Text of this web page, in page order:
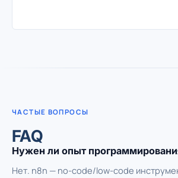
ЧАСТЫЕ ВОПРОСЫ
FAQ
Нужен ли опыт
Нет. n8n — no-code/low-code